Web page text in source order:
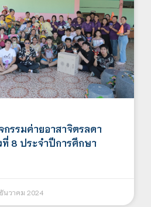
กรรมค่ายอาสาจิตรลดา
8 ประจำปีการศึกษา
นวาคม 2024